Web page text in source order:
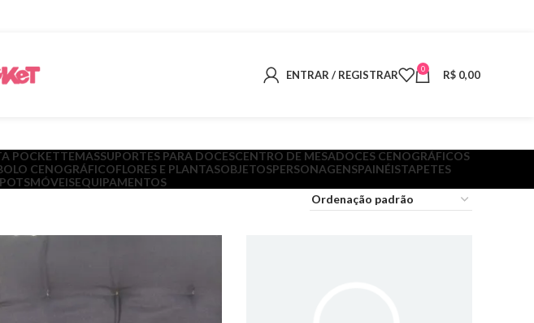
ENTRAR / REGISTRAR 0 R$ 0,00
POCKETTEMASSUPORTES PARA DOCESCENTRO DE MESADOCES CENOGRÁFICOS
CENOGRÁFICOFLORES E PLANTASOBJETOSPERSONAGENSPAINÉISTAPETES
MÓVEISEQUIPAMENTOS